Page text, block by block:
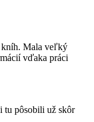
Mala veľký
vďaka práci
tu pôsobili už skôr